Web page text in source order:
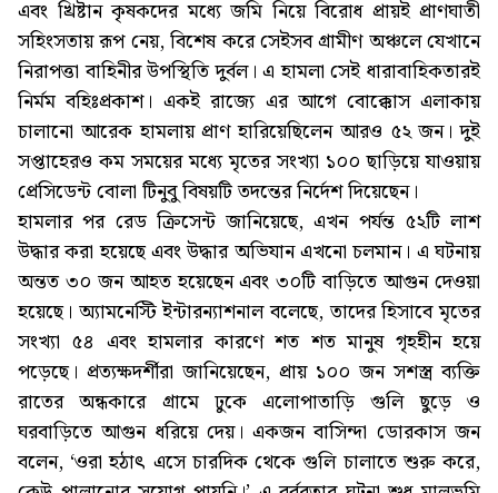
এবং খ্রিষ্টান কৃষকদের মধ্যে জমি নিয়ে বিরোধ প্রায়ই প্রাণঘাতী
সহিংসতায় রূপ নেয়, বিশেষ করে সেইসব গ্রামীণ অঞ্চলে যেখানে
নিরাপত্তা বাহিনীর উপস্থিতি দুর্বল। এ হামলা সেই ধারাবাহিকতারই
নির্মম বহিঃপ্রকাশ। একই রাজ্যে এর আগে বোক্কোস এলাকায়
চালানো আরেক হামলায় প্রাণ হারিয়েছিলেন আরও ৫২ জন। দুই
সপ্তাহেরও কম সময়ের মধ্যে মৃতের সংখ্যা ১০০ ছাড়িয়ে যাওয়ায়
প্রেসিডেন্ট বোলা টিনুবু বিষয়টি তদন্তের নির্দেশ দিয়েছেন।
হামলার পর রেড ক্রিসেন্ট জানিয়েছে, এখন পর্যন্ত ৫২টি লাশ
উদ্ধার করা হয়েছে এবং উদ্ধার অভিযান এখনো চলমান। এ ঘটনায়
অন্তত ৩০ জন আহত হয়েছেন এবং ৩০টি বাড়িতে আগুন দেওয়া
হয়েছে। অ্যামনেস্টি ইন্টারন্যাশনাল বলেছে, তাদের হিসাবে মৃতের
সংখ্যা ৫৪ এবং হামলার কারণে শত শত মানুষ গৃহহীন হয়ে
পড়েছে। প্রত্যক্ষদর্শীরা জানিয়েছেন, প্রায় ১০০ জন সশস্ত্র ব্যক্তি
রাতের অন্ধকারে গ্রামে ঢুকে এলোপাতাড়ি গুলি ছুড়ে ও
ঘরবাড়িতে আগুন ধরিয়ে দেয়। একজন বাসিন্দা ডোরকাস জন
বলেন, ‘ওরা হঠাৎ এসে চারদিক থেকে গুলি চালাতে শুরু করে,